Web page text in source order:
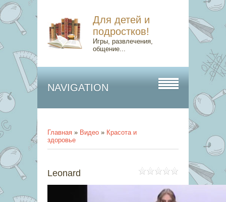
Для детей и
подростков!
Игры, развлечения,
общение...
NAVIGATION
Главная » Видео » Красота и
здоровье
Leonard